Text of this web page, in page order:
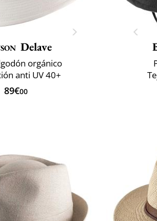
Delave
orgánico
anti UV 40+
89€00